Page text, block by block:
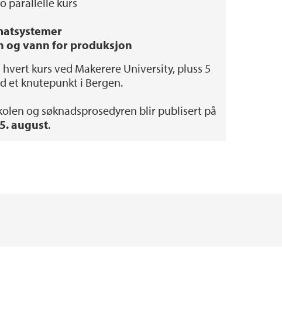
og vann for produksjon
kurs ved Makerere University, pluss 5
et knutepunkt i Bergen.
og søknadsprosedyren blir publisert på
august.